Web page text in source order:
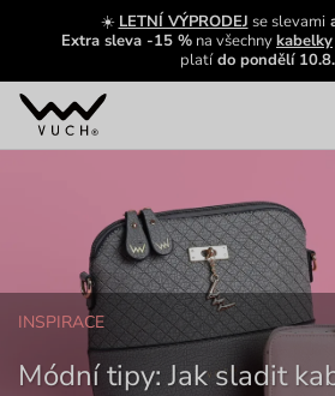
☀️ LETNÍ VÝPRODEJ se slevami
Extra sleva -15 % na všechnykabelky
platído pondělí 10.8.
INSPIRACE
Módní tipy: Jak sladit